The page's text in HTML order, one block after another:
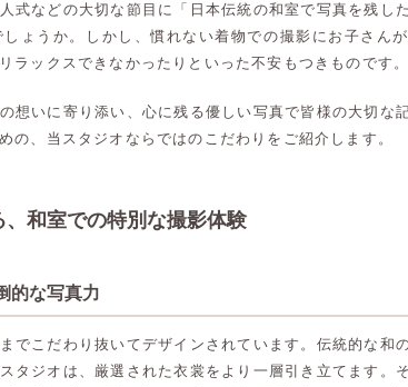
式などの大切な節目に「日本伝統の和室で写真を残し
ょうか。しかし、慣れない着物での撮影にお子さん
ラックスできなかったりといった不安もつきものです。
想いに寄り添い、心に残る優しい写真で皆様の大切な
の、当スタジオならではのこだわりをご紹介します。
和室での特別な撮影体験
的な写真力
でこだわり抜いてデザインされています。伝統的な和
タジオは、厳選された衣裳をより一層引き立てます。